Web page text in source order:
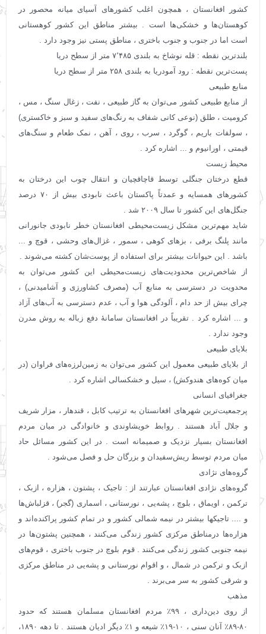
کشور افغانستان ، همچون اغلب کشورهای آسیای میانه محصور در
کوهستان‌ها و خشکی‌ها است . بیشتر مناطق این کشور کوهستانی
است اما در جنوب و جنوب باختری ، مناطق پستی نیز وجود دارد .
بلندترین نقطه : قله نوشاخ به بلندی ۷٬۴۸۵ متر از سطح دریا
پست‌ترین نقطه : رود آمودریا به بلندی ۲۵۸ متر از سطح دریا
منابع طبیعی
از منابع طبیعی کشور می‌توان به گاز طبیعی ، نفت ، زغال سنگ ، مس ،
کرومیت ، طلق (نوعی کانی شفاف به رنگ‌های سفید و سبز و خاکستری)
، سولفات باریم ، گوگرد ، سرب ، روی ، آهن ، نمک طعام و سنگ‌های
قیمتی ، اورانیوم و ... اشاره کرد .
محیط زیست
قطع درختان جنگلی توسط قاچاقچیان و انتقال چوب این درختان به
کشورهای همسایه و عمدتاً پاکستان باعث نابودی بیش از ۷۰ درصد
جنگل‌های این کشور تا سال ۲۰۰۹ شد .
شاید مهم‌ترین مشکل زیست‌محیطی افغانستان خطر نابودی جانورانی
مانند پلنگ برفی ، بزهای کوهی ، سمور ، غزال‌های وحشی ، قوچ و ...
باشد . این حیوانات بیشتر برای استفاده از پوست‌شان کشته می‌شوند .
از شاخص‌ترین محدودیت‌های زیست‌محیطی این کشور می‌توان به
محدویت در دسترسی به منابع آب (مصرف کشاورزی و آشامیدنی) ،
چرای بیش از حد دام ، آلودگی هوا و آب ، عدم دسترسی به آب‌های آزاد
و ... اشاره کرد . تقریباً در افغانستان سامانهٔ دفع زباله به روش مدرن
وجود ندارد .
بلایای طبیعی
از بلایای طبیعی معمول این کشور می‌توان به زمین‌لرزه‌های فراوان (در
میان کوه‌های هندوکش) ، سیل و خشکسالی اشاره کرد .
جغرافیای انسانی
پرجمعیت‌ترین شهرهای افغانستان به ترتیب کابل ، قندهار ، مزار شریف
و جلال آباد هستند . روابط خویشاوندی و خانوادگی در میان مردم
افغانستان بسیار نزدیک و صمیمانه ‌است . در این کشور مسائل حاد
میان مردم توسط ریش‌سفیدان و بزرگان حل و فصل می‌شود .
گروه‌های نژادی
گروه‌های نژادی افغانستان عبارتند از : تاجیک ، پشتون ، هزاره ، ازبک ،
ترکمن ، اویماق ، بلوچ ، پشه‌یی ، نورستانی ، اسماری (گجر) ، قزلباش‌ها
و .... تاجیکها بیشتر در نیمه شمالی کشور و در تمام کشور پراکنده‌اند و
هزاره‌ها درمناطق مرکزی کشور زندگی می‌کنند ، همچنین پشتون‌ها در
نیمه جنوبی کشور زندگی می‌کنند . قوم بلوچ در جنوب باختری ، قوم‌های
ازبک و ترکمن در شمال ، و اقوام نورستانی و پشه‌یی در مناطق مرکزی
و شرقی کشور به سر می‌برند .
مذهب
از روی دین‌داری ، ۹۹٪ مردم افغانستان مسلمان هستند که حدود
۸۰-۸۹٪ آنان سنی ، ۱۰-۱۹٪ شیعه و ۱٪ دیگر ادیان هستند . تا دهه ۱۸۹۰،